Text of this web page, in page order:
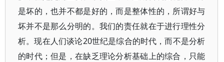
是坏的，也并不都是好的，而是整体性的，所谓好与
坏并不是那么分明的。我们的责任就在于进行理性分
析。现在人们谈论20世纪是综合的时代，而不是分析
的时代；但是，在缺乏理论分析基础上的综合，只能